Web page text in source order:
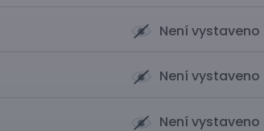
Není vystaveno
Není vystaveno
Není vystaveno